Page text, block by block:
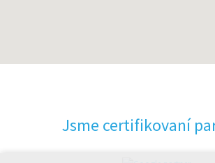
Jsme certifikovaní